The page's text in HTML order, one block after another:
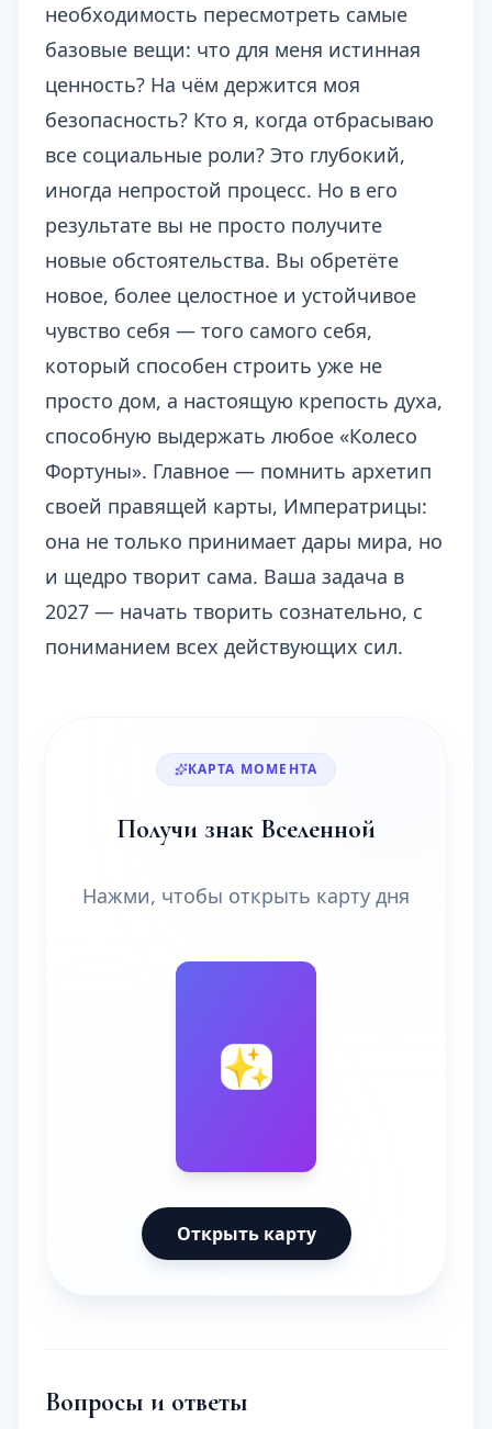
необходимость пересмотреть самые
базовые вещи: что для меня истинная
ценность? На чём держится моя
безопасность? Кто я, когда отбрасываю
все социальные роли? Это глубокий,
иногда непростой процесс. Но в его
результате вы не просто получите
новые обстоятельства. Вы обретёте
новое, более целостное и устойчивое
чувство себя — того самого себя,
который способен строить уже не
просто дом, а настоящую крепость духа,
способную выдержать любое «Колесо
Фортуны». Главное — помнить архетип
своей правящей карты, Императрицы:
она не только принимает дары мира, но
и щедро творит сама. Ваша задача в
2027 — начать творить сознательно, с
пониманием всех действующих сил.
КАРТА МОМЕНТА
Получи знак Вселенной
Нажми, чтобы открыть карту дня
🔮
✨
Открыть карту
Вопросы и ответы